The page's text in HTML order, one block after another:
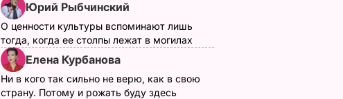
Юрий Рыбчинский
О ценности культуры вспоминают лишь
тогда, когда ее столпы лежат в могилах
Елена Курбанова
Ни в кого так сильно не верю, как в свою
страну. Потому и рожать буду здесь